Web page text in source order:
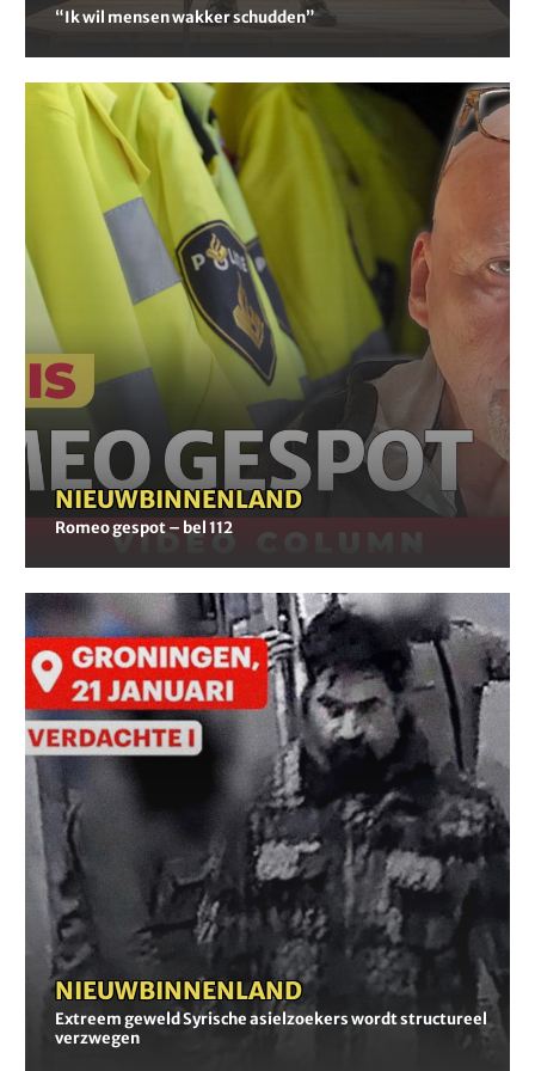
“Ik wil mensen wakker schudden”
Romeo
Romeo gespot – bel 112
NIEUWS
-
BINNENLAND
Extreem
geweld
Syrische
asielzoekers
structureel
verzwegen
Extreem geweld Syrische asielzoekers wordt structureel
verzwegen
NIEUWS
-
BINNENLAND